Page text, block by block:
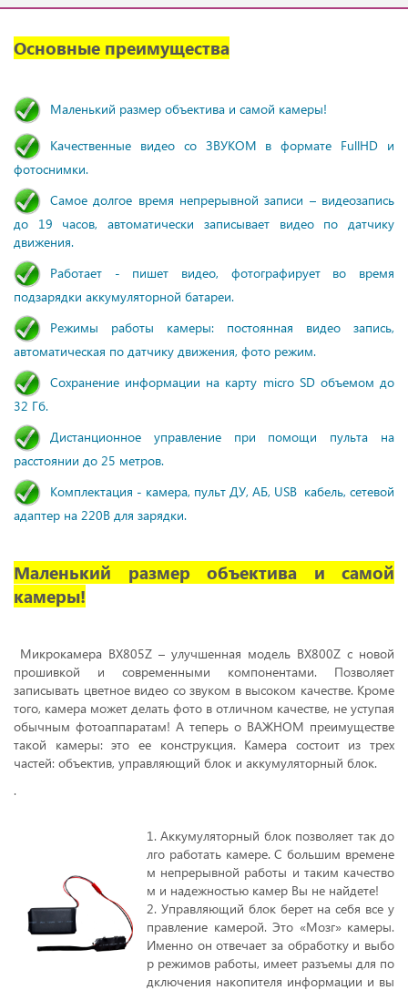
Основные преимущества
Маленький размер объектива и самой камеры!
Качественные видео со ЗВУКОМ в формате FullHD и
фотоснимки.
Самое долгое время непрерывной записи – видеозапись
до 19 часов, автоматически записывает видео по датчику
движения.
Работает - пишет видео, фотографирует во время
подзарядки аккумуляторной батареи.
Режимы работы камеры: постоянная видео запись,
автоматическая по датчику движения, фото режим.
Сохранение информации на карту micro SD объемом до
32 Гб.
Дистанционное управление при помощи пульта на
расстоянии до 25 метров.
Комплектация - камера, пульт ДУ, АБ, USB кабель, сетевой
адаптер на 220В для зарядки.
Маленький размер объектива и самой
камеры!
Микрокамера BX805Z – улучшенная модель BX800Z с новой
прошивкой и современными компонентами. Позволяет
записывать цветное видео со звуком в высоком качестве. Кроме
того, камера может делать фото в отличном качестве, не уступая
обычным фотоаппаратам! А теперь о ВАЖНОМ преимуществе
такой камеры: это ее конструкция. Камера состоит из трех
частей: объектив, управляющий блок и аккумуляторный блок.
.
1. Аккумуляторный блок позволяет так до
лго работать камере. С большим времене
м непрерывной работы и таким качество
м и надежностью камер Вы не найдете!
2. Управляющий блок берет на себя все у
правление камерой. Это «Мозг» камеры.
Именно он отвечает за обработку и выбо
р режимов работы, имеет разъемы для по
дключения накопителя информации и вы